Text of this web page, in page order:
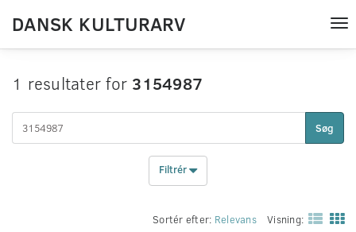
DANSK KULTURARV
1 resultater for 3154987
Søg
Filtrér
Sortér efter: Relevans Visning: